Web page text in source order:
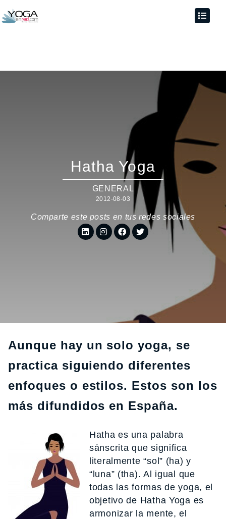
Hatha Yoga
GENERAL
2012-08-03
Comparte este posts en tus redes sociales
Aunque hay un solo yoga, se
practica siguiendo diferentes
enfoques o estilos. Estos son los
más difundidos en España.
Hatha es una palabra
sánscrita que significa
literalmente “sol” (ha) y
“luna” (tha). Al igual que
todas las formas de yoga, el
objetivo de Hatha Yoga es
armonizar la mente, el